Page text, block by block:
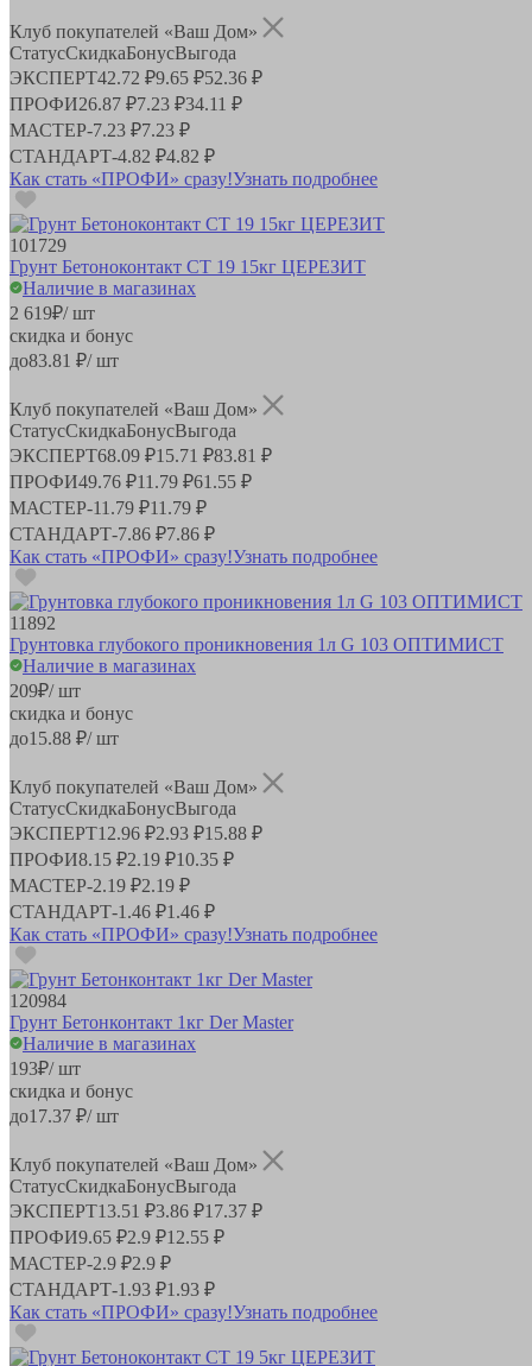
Клуб покупателей «Ваш Дом»
СтатусСкидкаБонусВыгода
ЭКСПЕРТ42.72 ₽9.65 ₽52.36 ₽
ПРОФИ26.87 ₽7.23 ₽34.11 ₽
МАСТЕР-7.23 ₽7.23 ₽
СТАНДАРТ-4.82 ₽4.82 ₽
Как стать «ПРОФИ» сразу!Узнать подробнее
101729
Грунт Бетоноконтакт CT 19 15кг ЦЕРЕЗИТ
Наличие в магазинах
2 619₽/ шт
скидка и бонус
до83.81 ₽/ шт
Клуб покупателей «Ваш Дом»
СтатусСкидкаБонусВыгода
ЭКСПЕРТ68.09 ₽15.71 ₽83.81 ₽
ПРОФИ49.76 ₽11.79 ₽61.55 ₽
МАСТЕР-11.79 ₽11.79 ₽
СТАНДАРТ-7.86 ₽7.86 ₽
Как стать «ПРОФИ» сразу!Узнать подробнее
11892
Грунтовка глубокого проникновения 1л G 103 ОПТИМИСТ
Наличие в магазинах
209₽/ шт
скидка и бонус
до15.88 ₽/ шт
Клуб покупателей «Ваш Дом»
СтатусСкидкаБонусВыгода
ЭКСПЕРТ12.96 ₽2.93 ₽15.88 ₽
ПРОФИ8.15 ₽2.19 ₽10.35 ₽
МАСТЕР-2.19 ₽2.19 ₽
СТАНДАРТ-1.46 ₽1.46 ₽
Как стать «ПРОФИ» сразу!Узнать подробнее
120984
Грунт Бетонконтакт 1кг Der Master
Наличие в магазинах
193₽/ шт
скидка и бонус
до17.37 ₽/ шт
Клуб покупателей «Ваш Дом»
СтатусСкидкаБонусВыгода
ЭКСПЕРТ13.51 ₽3.86 ₽17.37 ₽
ПРОФИ9.65 ₽2.9 ₽12.55 ₽
МАСТЕР-2.9 ₽2.9 ₽
СТАНДАРТ-1.93 ₽1.93 ₽
Как стать «ПРОФИ» сразу!Узнать подробнее